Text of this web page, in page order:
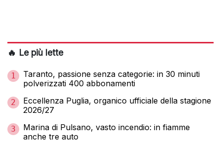
🔥 Le più lette
1
Taranto, passione senza categorie: in 30 minuti
polverizzati 400 abbonamenti
2
Eccellenza Puglia, organico ufficiale della stagione
2026/27
3
Marina di Pulsano, vasto incendio: in fiamme
anche tre auto